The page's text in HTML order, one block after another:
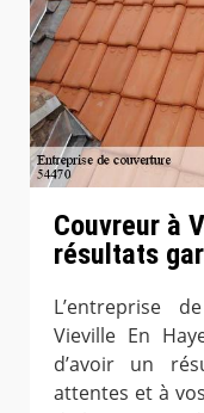
Couvreur à
résultats
L’entreprise
Vieville En
d’avoir un
attentes et à